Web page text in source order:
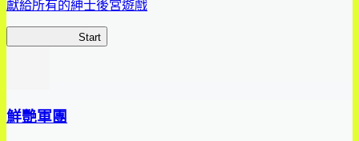
獻給所有的紳士後宮遊戲
Start
鮮艷軍團